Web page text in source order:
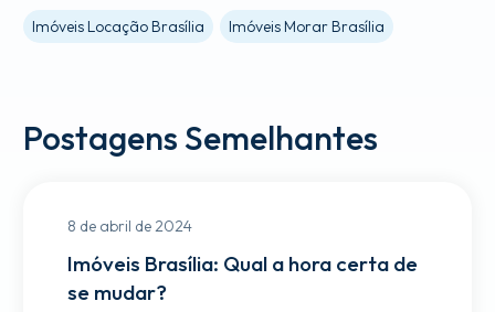
Imóveis Locação Brasília Imóveis Morar Brasília
Postagens Semelhantes
8 de abril de 2024
Imóveis Brasília: Qual a hora certa de
se mudar?